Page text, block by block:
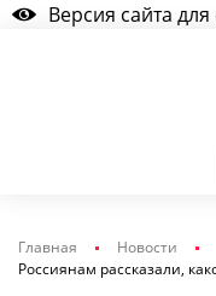
Версия сайта
Главная
Новости
Россиянам рассказали,